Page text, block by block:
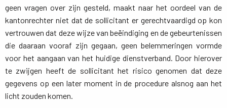
geen vragen over zijn gesteld, maakt naar het oordeel van de
kantonrechter niet dat de sollicitant er gerechtvaardigd op kon
vertrouwen dat deze wijze van beëindiging en de gebeurtenissen
die daaraan vooraf zijn gegaan, geen belemmeringen vormde
voor het aangaan van het huidige dienstverband. Door hierover
te zwijgen heeft de sollicitant het risico genomen dat deze
gegevens op een later moment in de procedure alsnog aan het
licht zouden komen.